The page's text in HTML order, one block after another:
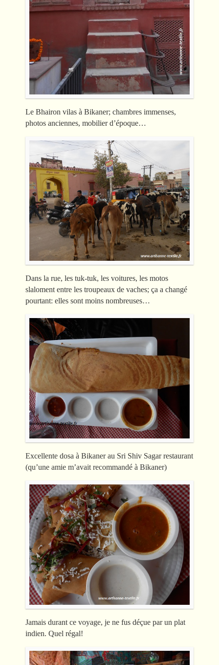
Le Bhairon vilas à Bikaner; chambres immenses,
photos anciennes, mobilier d’époque…
Dans la rue, les tuk-tuk, les voitures, les motos
slaloment entre les troupeaux de vaches; ça a changé
pourtant: elles sont moins nombreuses…
Excellente dosa à Bikaner au Sri Shiv Sagar restaurant
(qu’une amie m’avait recommandé à Bikaner)
Jamais durant ce voyage, je ne fus déçue par un plat
indien. Quel régal!